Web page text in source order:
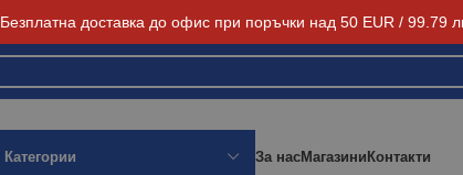
Безплатна доставка до офис при поръчки над 50 EUR / 99.79
Категории За насМагазиниКонтакти